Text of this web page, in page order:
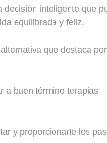
decisión inteligente que
equilibrada y feliz.
que destaca
a buen término terapias
y proporcionarte los